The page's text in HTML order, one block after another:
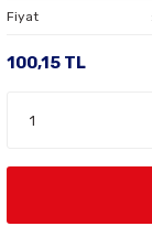
Fiyat
100,15 TL